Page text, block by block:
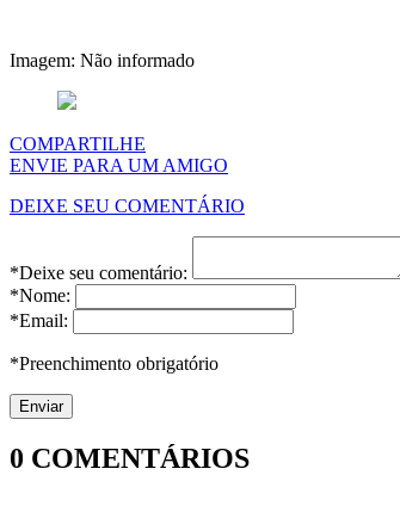
Imagem: Não informado
COMPARTILHE
ENVIE PARA UM AMIGO
DEIXE SEU COMENTÁRIO
*Deixe seu comentário:
*Nome:
*Email:
*Preenchimento obrigatório
0 COMENTÁRIOS